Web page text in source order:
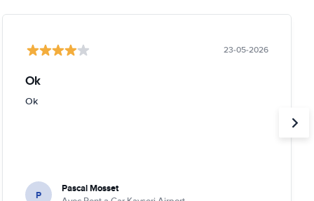
23-05-2026
Ok
Ok
P Pascal Mosset